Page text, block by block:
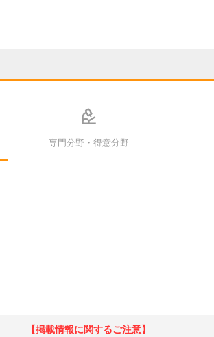
専門分野・得意分野
【掲載情報に関するご注意】